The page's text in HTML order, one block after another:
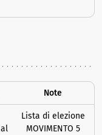
Note
al
Lista di elezione
MOVIMENTO 5